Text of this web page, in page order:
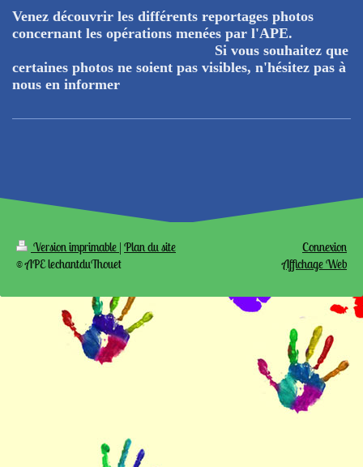
Venez découvrir les différents reportages photos
concernant les opérations menées par l'APE.
Si vous souhaitez que
certaines photos ne soient pas visibles, n'hésitez pas à
nous en informer
Version imprimable | Plan du site
© APE lechantduThouet
Connexion
Affichage Web